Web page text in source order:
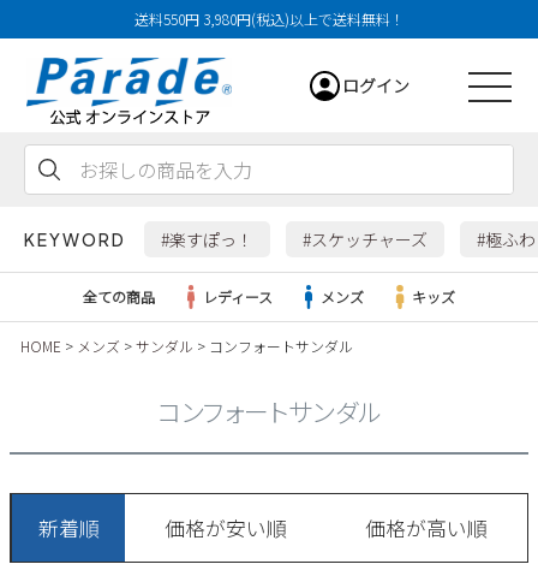
送料550円 3,980円(税込)以上で送料無料！
ログイン
KEYWORD #楽すぽっ！ #スケッチャーズ #極ふ
すべての商品
全ての商品 レディース メンズ キッズ
HOME メンズ サンダル コンフォートサンダル
コンフォートサンダル
新着順 価格が安い順 価格が高い順